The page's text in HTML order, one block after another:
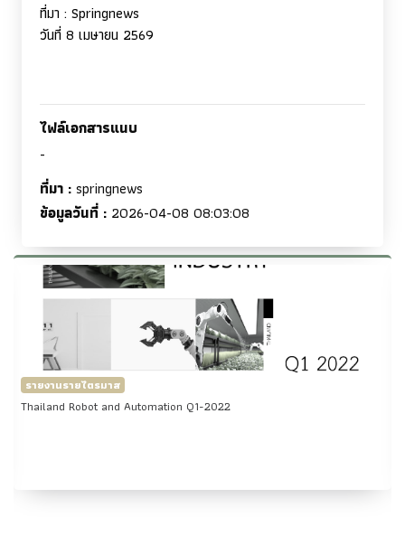
ที่มา : Springnews
วันที่ 8 เมษายน 2569
ไฟล์เอกสารแนบ
-
ที่มา : springnews
ข้อมูลวันที่ : 2026-04-08 08:03:08
รายงานรายไตรมาส
Thailand Robot and Automation Q1-2022